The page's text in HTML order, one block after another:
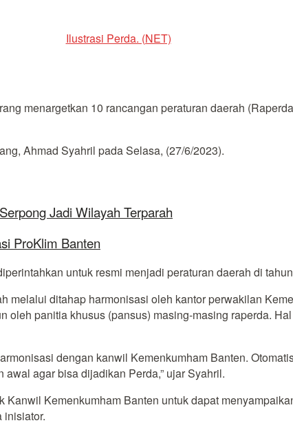
Ilustrasi Perda. (NET)
menargetkan 10 rancangan peraturan daerah
Ahmad Syahril pada Selasa, (27/6/2023).
Jadi Wilayah Terparah
ProKlim Banten
untuk resmi menjadi peraturan daerah di
melalui ditahap harmonisasi oleh kantor perwakilan
panitia khusus (pansus) masing-masing raperda.
dengan kanwil Kemenkumham Banten.
agar bisa dijadikan Perda,” ujar Syahril.
Kemenkumham Banten untuk dapat
inisiator.